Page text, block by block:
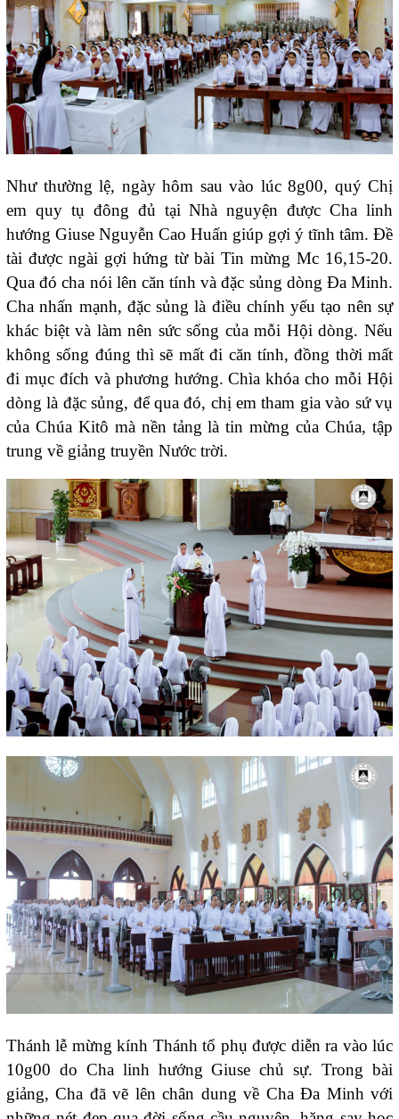
Như thường lệ, ngày hôm sau vào lúc 8g00, quý Chị
em quy tụ đông đủ tại Nhà nguyện được Cha linh
hướng Giuse Nguyễn Cao Huấn giúp gợi ý tĩnh tâm. Đề
tài được ngài gợi hứng từ bài Tin mừng Mc 16,15-20.
Qua đó cha nói lên căn tính và đặc sủng dòng Đa Minh.
Cha nhấn mạnh, đặc sủng là điều chính yếu tạo nên sự
khác biệt và làm nên sức sống của mỗi Hội dòng. Nếu
không sống đúng thì sẽ mất đi căn tính, đồng thời mất
đi mục đích và phương hướng. Chìa khóa cho mỗi Hội
dòng là đặc sủng, để qua đó, chị em tham gia vào sứ vụ
của Chúa Kitô mà nền tảng là tin mừng của Chúa, tập
trung về giảng truyền Nước trời.
Thánh lễ mừng kính Thánh tổ phụ được diễn ra vào lúc
10g00 do Cha linh hướng Giuse chủ sự. Trong bài
giảng, Cha đã vẽ lên chân dung về Cha Đa Minh với